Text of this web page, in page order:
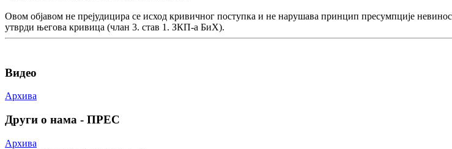
Овом објавом не прејудицира се исход кривичног поступка и не нарушава принцип пресумпције
утврди његова кривица (члан 3. став 1. ЗКП-а БиХ).
Видео
Архива
Други о нама - ПРЕС
Архива